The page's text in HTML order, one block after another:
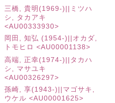
三橋, 貴明(1969-)||ミツハ
シ, タカアキ
<AU00333930>
岡田, 知弘 (1954-)||オカダ,
トモヒロ <AU00001138>
高端, 正幸(1974-)||タカハ
シ, マサユキ
<AU00326297>
孫崎, 享(1943-)||マゴサキ,
ウケル <AU00001625>